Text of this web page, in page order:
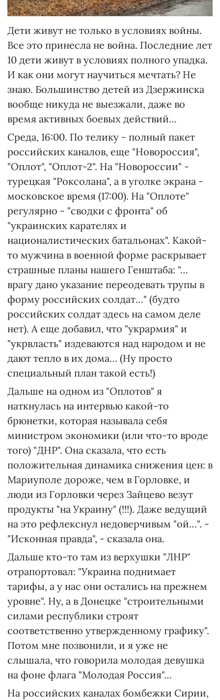
Дети живут не только в условиях войны.
Все это принесла не война. Последние лет
10 дети живут в условиях полного упадка.
И как они могут научиться мечтать? Не
знаю. Большинство детей из Дзержинска
вообще никуда не выезжали, даже во
время активных боевых действий…
Среда, 16:00. По телику - полный пакет
российских каналов, еще "Новороссия",
"Оплот", "Оплот-2". На "Новороссии" -
турецкая "Роксолана", а в уголке экрана -
московское время (17:00). На "Оплоте"
регулярно - "сводки с фронта" об
"украинских карателях и
националистических батальонах". Какой-
то мужчина в военной форме раскрывает
страшные планы нашего Генштаба: "…
врагу дано указание переодевать трупы в
форму российских солдат…" (будто
российских солдат здесь на самом деле
нет). А еще добавил, что "укрармия" и
"укрвласть" издеваются над народом и не
дают тепло в их дома… (Ну просто
специальный план такой есть!)
Дальше на одном из "Оплотов" я
наткнулась на интервью какой-то
брюнетки, которая называла себя
министром экономики (или что-то вроде
того) "ДНР". Она сказала, что есть
положительная динамика снижения цен: в
Мариуполе дороже, чем в Горловке, и
люди из Горловки через Зайцево везут
продукты "на Украину" (!!!). Даже ведущий
на это рефлекснул недоверчивым "ой…". -
"Исконная правда", - сказала она.
Дальше кто-то там из верхушки "ЛНР"
отрапортовал: "Украина поднимает
тарифы, а у нас они остались на прежнем
уровне". Ну, а в Донецке "строительными
силами республики строят
соответственно утвержденному графику".
Потом мне позвонили, и я уже не
слышала, что говорила молодая девушка
на фоне флага "Молодая Россия"…
На российских каналах бомбежки Сирии,